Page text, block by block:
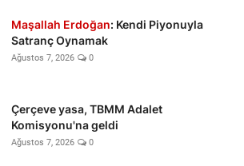
Maşallah Erdoğan: Kendi Piyonuyla
Satranç Oynamak
Ağustos 7, 2026 0
Çerçeve yasa, TBMM Adalet
Komisyonu'na geldi
Ağustos 7, 2026 0